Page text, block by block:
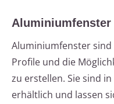
Aluminiumfenster
Aluminiumfenster
Profile und die
zu erstellen. Sie sind
erhältlich und lassen